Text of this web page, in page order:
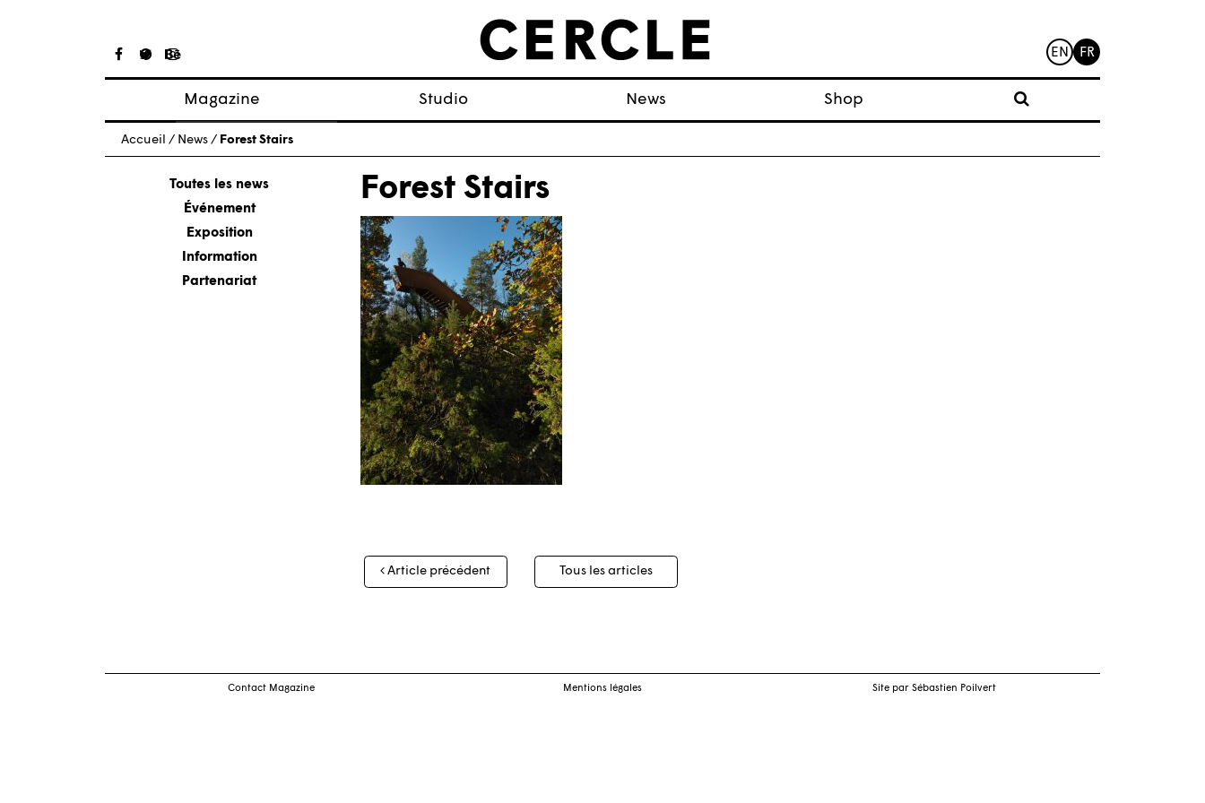
EN FR
Magazine
Articles
À propos
Numéros
Studio News Shop
Accueil / News / Forest Stairs
Toutes les news
Événement
Exposition
Information
Partenariat
Forest Stairs
Navigation
des
Article précédent Tous les articles
Contact Magazine Mentions légales Site par Sébastien Poilvert